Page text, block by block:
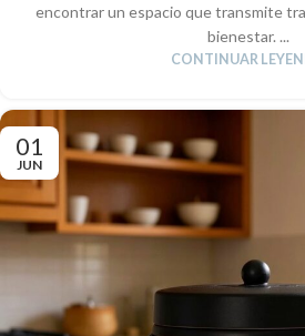
encontrar un espacio que transmite
bienestar. ...
CONTINUAR
01
JUN